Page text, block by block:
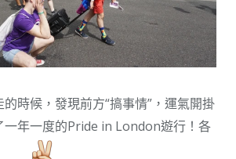
時候，發現前方“搞事情”，運氣開掛
一年一度的Pride in London遊行！各